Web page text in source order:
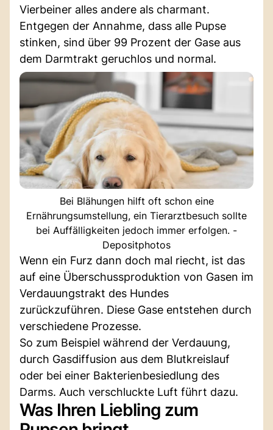
Vierbeiner alles andere als charmant.
Entgegen der Annahme, dass alle Pupse
stinken, sind über 99 Prozent der Gase aus
dem Darmtrakt geruchlos und normal.
Bei Blähungen hilft oft schon eine
Ernährungsumstellung, ein Tierarztbesuch sollte
bei Auffälligkeiten jedoch immer erfolgen. -
Depositphotos
Wenn ein Furz dann doch mal riecht, ist das
auf eine Überschussproduktion von Gasen im
Verdauungstrakt des Hundes
zurückzuführen. Diese Gase entstehen durch
verschiedene Prozesse.
So zum Beispiel während der Verdauung,
durch Gasdiffusion aus dem Blutkreislauf
oder bei einer Bakterienbesiedlung des
Darms. Auch verschluckte Luft führt dazu.
Was Ihren Liebling zum